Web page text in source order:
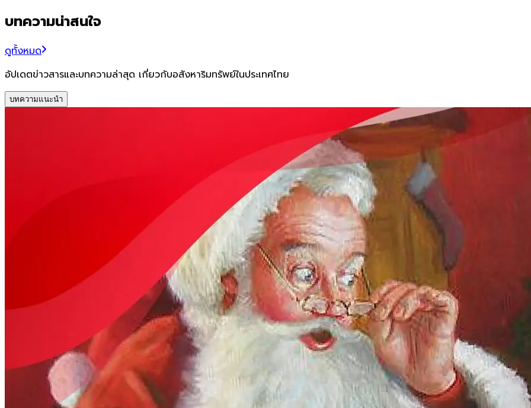
บทความน่าสนใจ
ดูทั้งหมด
อัปเดตข่าวสารและบทความล่าสุด เกี่ยวกับอสังหาริมทรัพย์ในประเทศไทย
บทความแนะนำ